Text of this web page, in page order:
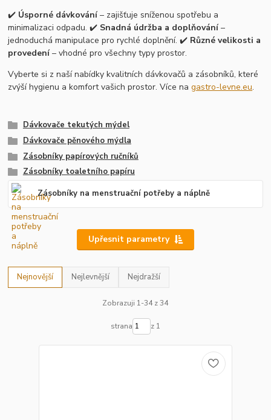
✔️ Úsporné dávkování– zajišťuje sníženou spotřebu a
minimalizaci odpadu. ✔️ Snadná údržba a doplňování–
jednoduchá manipulace pro rychlé doplnění. ✔️ Různé velikosti a
provedení– vhodné pro všechny typy prostor.
Vyberte si z naší nabídky kvalitních dávkovačů a zásobníků, které
zvýší hygienu a komfort vašich prostor. Více nagastro-levne.eu.
Dávkovače tekutých mýdel
Dávkovače pěnového mýdla
Zásobníky papírových ručníků
Zásobníky toaletního papíru
Zásobníky na menstruační potřeby a náplně
Upřesnit parametry
Nejnovější Nejlevnější Nejdražší
Zobrazuji 1-34 z 34
strana z 1